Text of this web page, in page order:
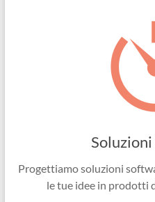
Progettiamo soluzioni
le tue idee in prodotti